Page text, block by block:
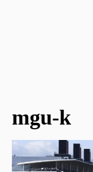
mgu-k